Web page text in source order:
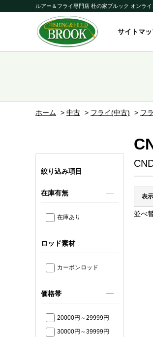
ルアー＆フライ専門店 杜の家ブルック オンラ
サイトマ
ホーム > 中古 > フライ(中古) > フ
絞り込み項目
在庫有無
在庫あり
ロッド素材
カーボンロッド
価格帯
20000円～29999円
30000円～39999円
表
並べ